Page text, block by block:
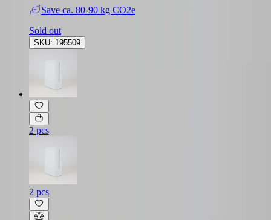
Save ca. 80-90 kg CO2e
Sold out
SKU: 195509
2 pcs
2 pcs